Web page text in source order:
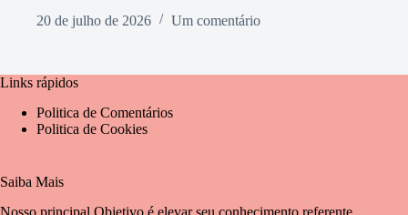
20 de julho de 2026
Um comentário
Links rápidos
Politica de Comentários
Politica de Cookies
Saiba Mais
Nosso principal Objetivo é elevar seu conhecimento referente